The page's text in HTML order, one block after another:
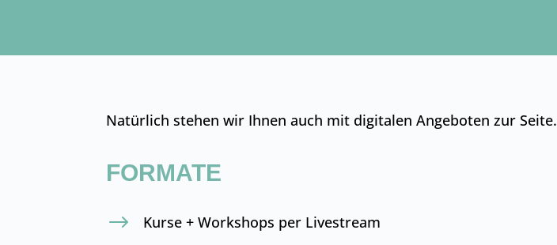
Natürlich stehen wir Ihnen auch mit digitalen Angeboten zur Seite.
FORMATE
$ Kurse + Workshops per Livestream